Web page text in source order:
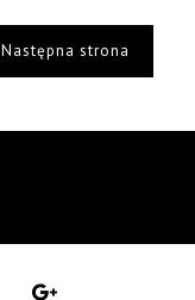
Następna strona